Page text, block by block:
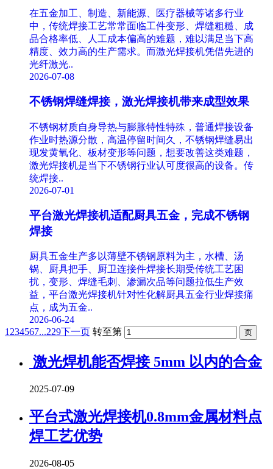
在五金加工、制造、新能源、医疗器械等诸多行业
中，传统焊接工艺常常面临工件变形、焊缝粗糙、成
品合格率低、人工成本偏高的难题，难以满足当下高
精度、效力高的生产需求。而激光焊接机凭借先进的
光纤激光..
2026-07-08
不锈钢焊缝焊接，激光焊接机带来成型效果
不锈钢材质自身导热与膨胀特性特殊，普通焊接设备
作业时热源分散，高温停留时间久，不锈钢焊缝易出
现发黄氧化、板材变形等问题，想要改善这类难题，
激光焊接机是当下不锈钢行业认可度很高的设备。传
统焊接..
2026-07-01
平台激光焊接机适配厨具五金，完成不锈钢
焊接
厨具五金生产多以薄壁不锈钢原料为主，水槽、汤
锅、厨具把手、厨卫连接件焊接长期受传统工艺困
扰，变形、焊缝毛刺、渗漏次品等问题拉低生产效
益，平台激光焊接机针对性化解厨具五金行业焊接痛
点，成为五金..
2026-06-24
1 234567...229下一页 转至第
​ 激光焊机能否焊接 5mm 以内的合金
2025-07-09
平台式激光焊接机0.8mm金属材料点
焊工艺优势
2026-08-05